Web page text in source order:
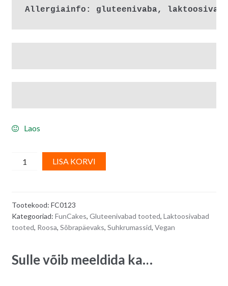
Allergiainfo: gluteenivaba, laktoosivaba,
Laos
Suhkrumass,
heleroosa
-
250
LISA KORVI
i
Tootekood: FC0123
Kategooriad: FunCakes, Gluteenivabad tooted, Laktoosivabad
tooted, Roosa, Sõbrapäevaks, Suhkrumassid, Vegan
Sulle võib meeldida ka…